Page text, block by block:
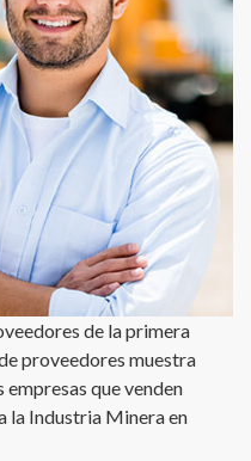
de la primera
proveedores muestra
que venden
la Industria Minera en